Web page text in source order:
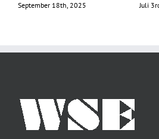
September 18th, 2025 Juli